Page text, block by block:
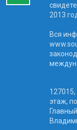
2013
Вся
этаж,